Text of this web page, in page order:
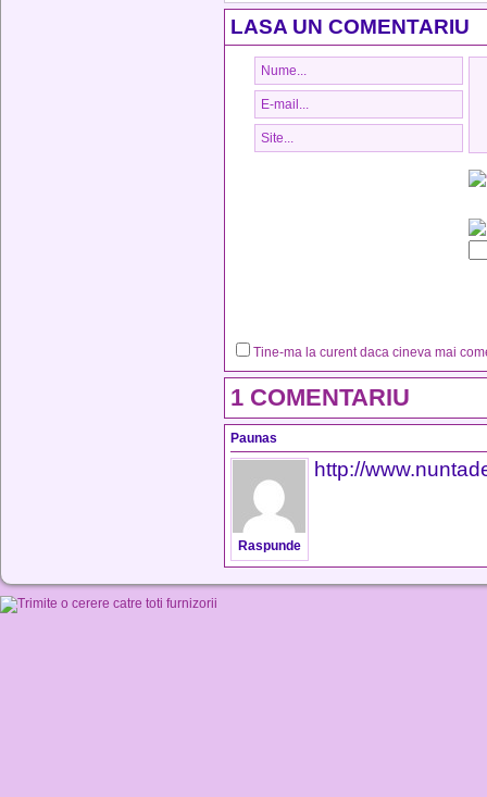
LASA UN COMENTARIU
Tine-ma la curent daca cineva mai
1 COMENTARIU
Paunas
Raspunde
http://